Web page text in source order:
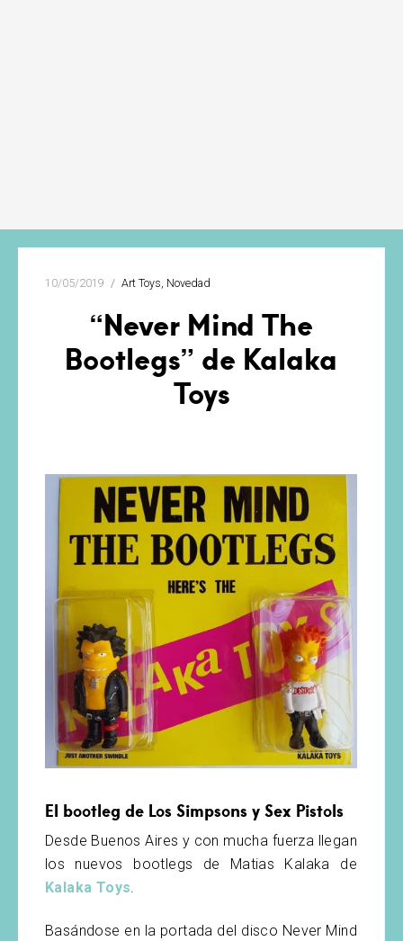
10/05/2019 Art Toys Novedad
“Never Mind The
Bootlegs” de Kalaka
Toys
El bootleg de Los Simpsons y Sex Pistols
Desde Buenos Aires y con mucha fuerza llegan
los nuevos bootlegs de Matias Kalaka de
Kalaka Toys.
Basándose en la portada del disco Never Mind